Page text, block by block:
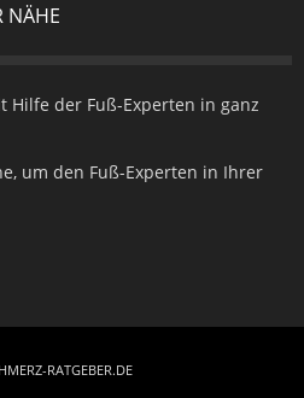
NÄHE
Hilfe der Fuß-Experten in ganz
um den Fuß-Experten in Ihrer
RATGEBER.DE